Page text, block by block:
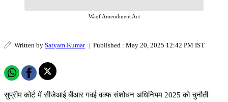
Waqf Amendment Act
Written by Satyam Kumar | Published : May 20, 2025 12:42 PM IST
सुप्रीम कोर्ट में सीजेआई बीआर गवई वक्फ संशोधन अधिनियम 2025 को चुनौती